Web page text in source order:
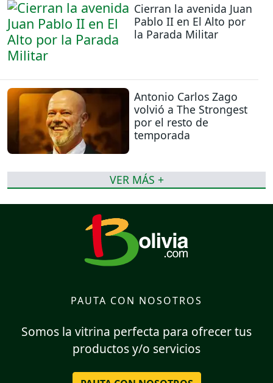
Cierran la avenida Juan
Pablo II en El Alto por
la Parada Militar
Antonio Carlos Zago
volvió a The Strongest
por el resto de
temporada
VER MÁS +
PAUTA CON NOSOTROS
Somos la vitrina perfecta para ofrecer tus
productos y/o servicios